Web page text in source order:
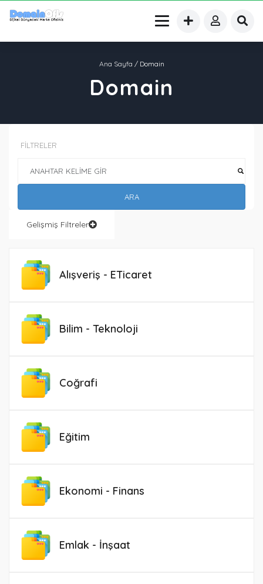
Ana Sayfa / Domain
Domain
FİLTRELER
ARA
Gelişmiş Filtreler
Alışveriş - ETicaret
Bilim - Teknoloji
Coğrafi
Eğitim
Ekonomi - Finans
Emlak - İnşaat